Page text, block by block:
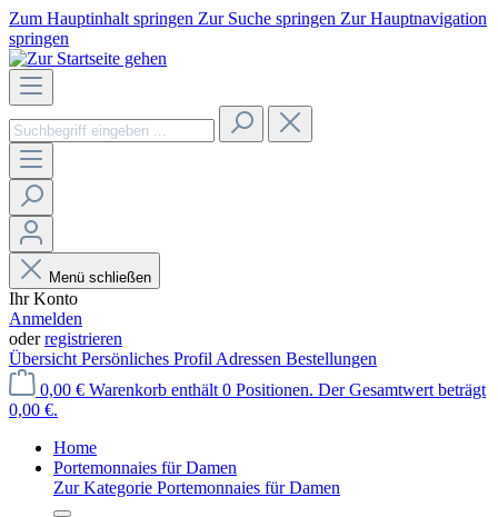
Zum Hauptinhalt springen Zur Suche springen Zur Hauptnavigation
springen
Menü schließen
Ihr Konto
Anmelden
oderregistrieren
Übersicht Persönliches Profil Adressen Bestellungen
0,00 € Warenkorb enthält 0 Positionen. Der Gesamtwert beträgt
0,00 €.
Home
Portemonnaies für Damen
Zur Kategorie Portemonnaies für Damen